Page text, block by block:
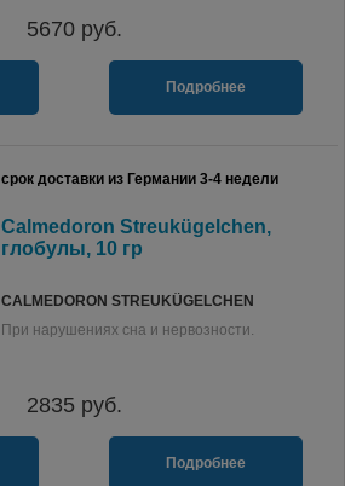
5670руб.
Подробнее
срок доставки из Германии 3-4 недели
Calmedoron Streukügelchen,
глобулы, 10 гр
CALMEDORON STREUKÜGELCHEN
При нарушениях сна и нервозности.
2835 руб.
Подробнее